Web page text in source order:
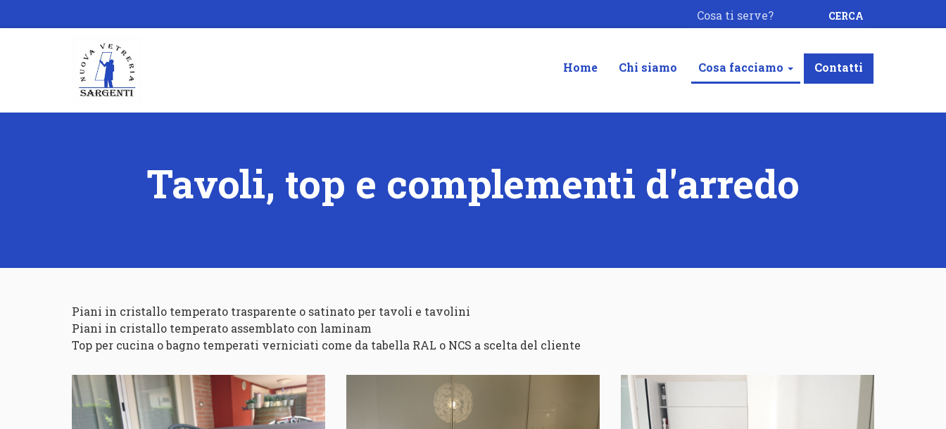
CERCA
Home Chi siamo Cosa facciamo Contatti
Tavoli, top e complementi d'arredo
Piani in cristallo temperato trasparente o satinato per tavoli e tavolini
Piani in cristallo temperato assemblato con laminam
Top per cucina o bagno temperati verniciati come da tabella RAL o NCS a scelta del cliente